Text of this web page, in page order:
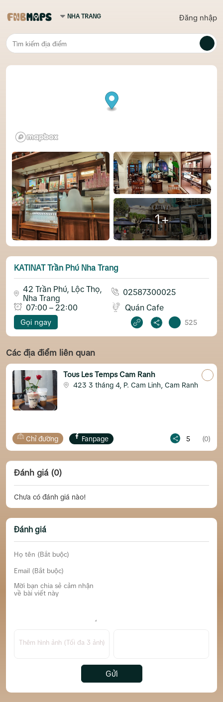
Đăng nhập
1+
KATINAT Trần Phú Nha Trang
42 Trần Phú, Lộc Thọ,
Nha Trang
02587300025
07:00 – 22:00
Quán Cafe
Gọi ngay 525
Các địa điểm liên quan
Tous Les Temps Cam Ranh
423 3 tháng 4, P. Cam Linh, Cam Ranh
đường Fanpage (0) Chỉ
Đánh giá (0)
Chưa có đánh giá nào!
Đánh giá
Thêm hình ảnh (Tối đa 3 ảnh)
Gửi